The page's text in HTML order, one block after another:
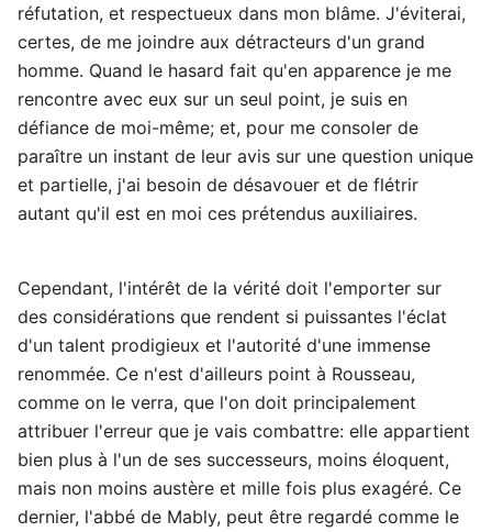
réfutation, et respectueux dans mon blâme. J'éviterai,
certes, de me joindre aux détracteurs d'un grand
homme. Quand le hasard fait qu'en apparence je me
rencontre avec eux sur un seul point, je suis en
défiance de moi-même; et, pour me consoler de
paraître un instant de leur avis sur une question unique
et partielle, j'ai besoin de désavouer et de flétrir
autant qu'il est en moi ces prétendus auxiliaires.
Cependant, l'intérêt de la vérité doit l'emporter sur
des considérations que rendent si puissantes l'éclat
d'un talent prodigieux et l'autorité d'une immense
renommée. Ce n'est d'ailleurs point à Rousseau,
comme on le verra, que l'on doit principalement
attribuer l'erreur que je vais combattre: elle appartient
bien plus à l'un de ses successeurs, moins éloquent,
mais non moins austère et mille fois plus exagéré. Ce
dernier, l'abbé de Mably, peut être regardé comme le